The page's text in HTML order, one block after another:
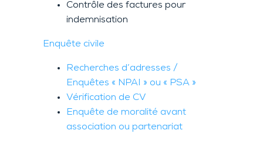
Contrôle des factures pour
indemnisation
Enquête civile
Recherches d’adresses /
Enquêtes « NPAI » ou « PSA »
Vérification de CV
Enquête de moralité avant
association ou partenariat